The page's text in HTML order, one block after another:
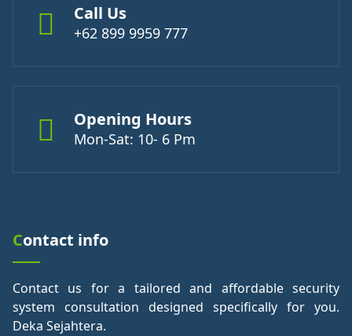
Call Us
+62 899 9959 777
Opening Hours
Mon-Sat: 10- 6 Pm
Contact info
Contact us for a tailored and affordable security
system consultation designed specifically for you.
Deka Sejahtera.